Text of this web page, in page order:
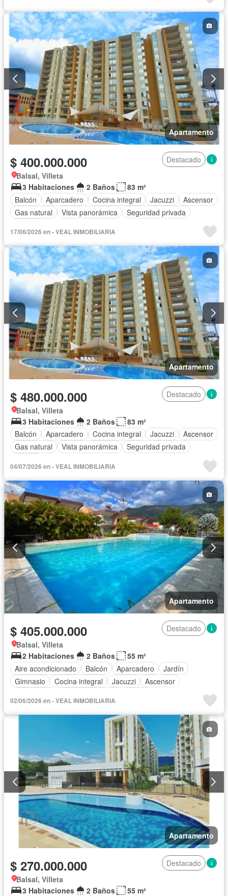
Apartamento
$ 400.000.000
Destacado
Balsal, Villeta
3 Habitaciones
2 Baños
83 m²
Balcón
Aparcadero Cocina integral Jacuzzi
Ascensor
Gas natural
Vista panorámica
Seguridad privada
17/06/2026 en - VEAL INMOBILIARIA
Apartamento
$ 480.000.000
Destacado
Balsal, Villeta
3 Habitaciones
2 Baños
83 m²
Balcón
Aparcadero Cocina integral Jacuzzi
Ascensor
Gas natural
Vista panorámica
Seguridad privada
04/07/2026 en - VEAL INMOBILIARIA
Apartamento
$ 405.000.000
Destacado
Balsal, Villeta
2 Habitaciones
2 Baños
55 m²
Aire acondicionado
Balcón Aparcadero
Jardín
Gimnasio
Cocina integral Jacuzzi
Ascensor
Seguridad privada
Piscina Cancha de tenis
02/06/2026 en - VEAL INMOBILIARIA
Apartamento
$ 270.000.000
Destacado
Balsal, Villeta
3 Habitaciones
2 Baños
55 m²